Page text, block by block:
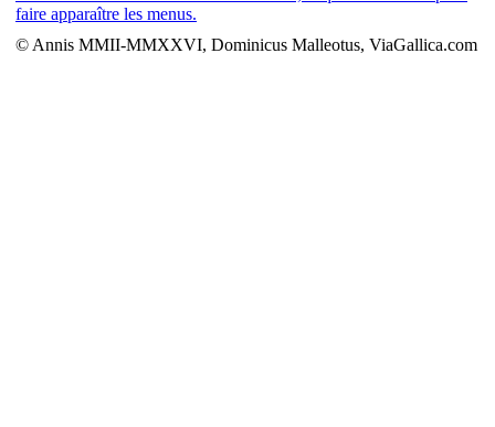
faire apparaître les menus.
© Annis MMII-MMXXVI, Dominicus Malleotus, ViaGallica.com